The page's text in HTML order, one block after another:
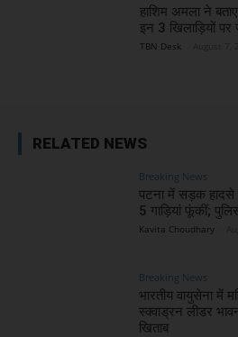
हाशिम अमला ने
इन 3 खिलाड़ियों पर
TBN Desk
RELATED NEWS
Breaking News
पटना में सड़क हादसे
5 गाड़ियां फूंकीं;
Kavita Choudhary
Breaking News
भारतीय वायुसेना में
स्क्वाड्रन लीडर
खिताब